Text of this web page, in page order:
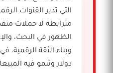
التي تدير القنوات
مترابطة لا حملات
الظهور في البحث،
دولار وتنمو فيه